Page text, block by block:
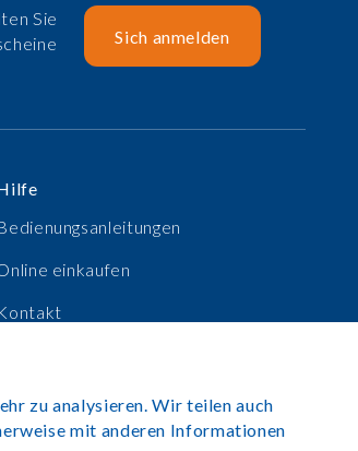
Sie
Sich anmelden
einkaufen
zu analysieren. Wir teilen auch
mit anderen Informationen